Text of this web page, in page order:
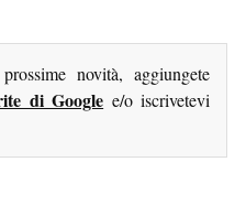
novità, aggiungete
di Google e/o iscrivetevi